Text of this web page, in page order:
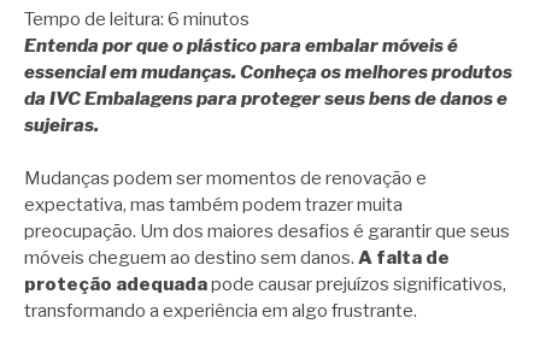
Tempo de leitura: 6 minutos
Entenda por que o plástico para embalar móveis é
essencial em mudanças. Conheça os melhores produtos
da IVC Embalagens para proteger seus bens de danos e
sujeiras.
Mudanças podem ser momentos de renovação e
expectativa, mas também podem trazer muita
preocupação. Um dos maiores desafios é garantir que seus
móveis cheguem ao destino sem danos. A falta de
proteção adequadapode causar prejuízos significativos,
transformando a experiência em algo frustrante.